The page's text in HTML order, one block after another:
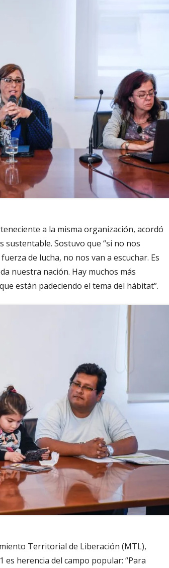
a la misma organización, acordó
sustentable. Sostuvo que “si no nos
de lucha, no nos van a escuchar. Es
nuestra nación. Hay muchos más
están padeciendo el tema del hábitat”.
Territorial de Liberación (MTL),
es herencia del campo popular: “Para